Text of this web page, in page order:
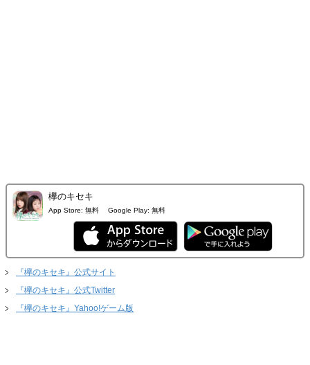
欅のキセキ
App Store: 無料 Google Play: 無料
『欅のキセキ』公式サイト
『欅のキセキ』公式Twitter
『欅のキセキ』Yahoo!ゲーム版